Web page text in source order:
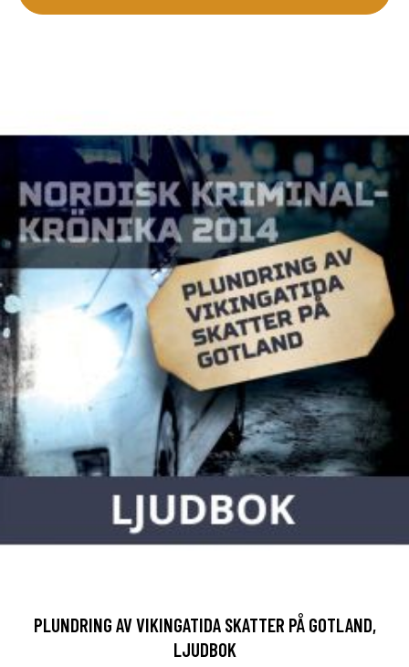
PLUNDRING AV VIKINGATIDA SKATTER PÅ GOTLAND,
LJUDBOK